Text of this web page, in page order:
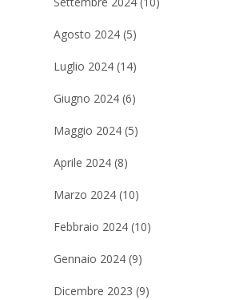
Agosto 2024 (5)
Luglio 2024 (14)
Giugno 2024 (6)
Maggio 2024 (5)
Aprile 2024 (8)
Marzo 2024 (10)
Febbraio 2024 (10)
Gennaio 2024 (9)
Dicembre 2023 (9)